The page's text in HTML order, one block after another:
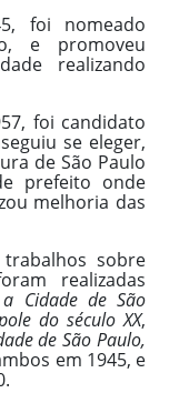
foi nomeado
e promoveu
realizando
foi candidato
se eleger,
de São Paulo
prefeito onde
melhoria das
sobre
realizadas
Cidade de São
do século XX,
de São Paulo,
em 1945, e